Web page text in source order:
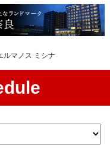
ルマノス ミシナ